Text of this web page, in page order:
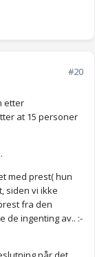
#20
etter
at 15 personer
med prest( hun
siden vi ikke
fra den
de ingenting av.. :-